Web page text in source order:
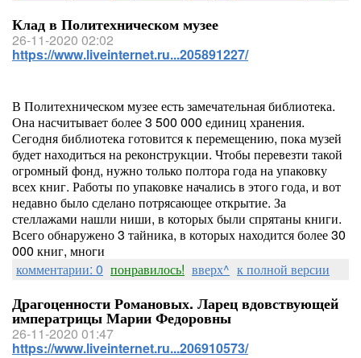
Клад в Политехническом музее
26-11-2020 02:02
https://www.liveinternet.ru...205891227/
В Политехническом музее есть замечательная библиотека.
Она насчитывает более 3 500 000 единиц хранения.
Сегодня библиотека готовится к перемещению, пока музей
будет находиться на реконструкции. Чтобы перевезти такой
огромный фонд, нужно только полтора года на упаковку
всех книг. Работы по упаковке начались в этого года, и вот
недавно было сделано потрясающее открытие. За
стеллажами нашли ниши, в которых были спрятаны книги.
Всего обнаружено 3 тайника, в которых находится более 30
000 книг, многи
комментарии: 0 понравилось! вверх^ к полной версии
Драгоценности Романовых. Ларец вдовствующей
императрицы Марии Федоровны
26-11-2020 01:47
https://www.liveinternet.ru...206910573/